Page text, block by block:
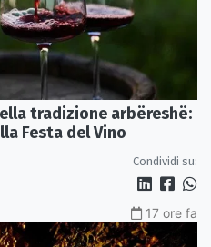
tradizione arbëreshë:
Festa del Vino
Condividi su:
17 ore fa